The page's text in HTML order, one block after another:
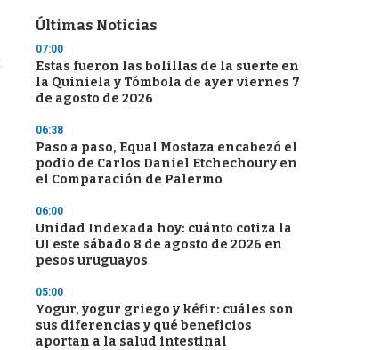
Últimas Noticias
07:00
Estas fueron las bolillas de la suerte en
la Quiniela y Tómbola de ayer viernes 7
de agosto de 2026
06:38
Paso a paso, Equal Mostaza encabezó el
podio de Carlos Daniel Etchechoury en
el Comparación de Palermo
06:00
Unidad Indexada hoy: cuánto cotiza la
UI este sábado 8 de agosto de 2026 en
pesos uruguayos
05:00
Yogur, yogur griego y kéfir: cuáles son
sus diferencias y qué beneficios
aportan a la salud intestinal